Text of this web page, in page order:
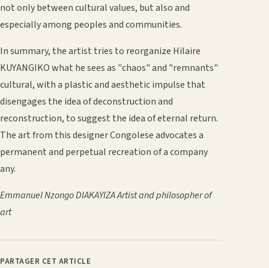
not only between cultural values, but also and
especially among peoples and communities.
In summary, the artist tries to reorganize Hilaire
KUYANGIKO what he sees as "chaos" and "remnants"
cultural, with a plastic and aesthetic impulse that
disengages the idea of deconstruction and
reconstruction, to suggest the idea of eternal return.
The art from this designer Congolese advocates a
permanent and perpetual recreation of a company
any.
Emmanuel Nzongo DIAKAYIZAArtist and philosopher of
art
PARTAGER CET ARTICLE